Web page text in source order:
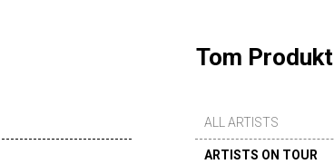
Tom Produkt
ALL ARTISTS
ARTISTS ON TOUR